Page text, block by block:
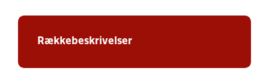
Rækkebeskrivelser